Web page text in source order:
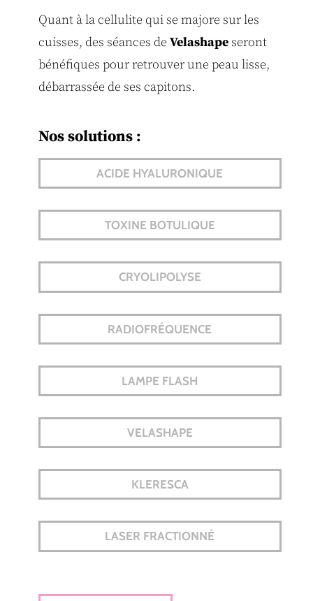
Quant à la cellulite qui se majore sur les
cuisses, des séances deVelashape seront
bénéfiques pour retrouver une peau lisse,
débarrassée de ses capitons.
Nos solutions :
ACIDE HYALURONIQUE
TOXINE BOTULIQUE
CRYOLIPOLYSE
RADIOFRÉQUENCE
LAMPE FLASH
VELASHAPE
KLERESCA
LASER FRACTIONNÉ